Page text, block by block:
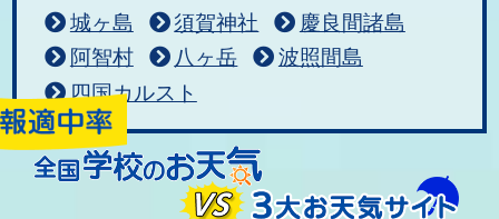
城ヶ島
須賀神社
慶良間諸島
阿智村
八ヶ岳
波照間島
四国カルスト